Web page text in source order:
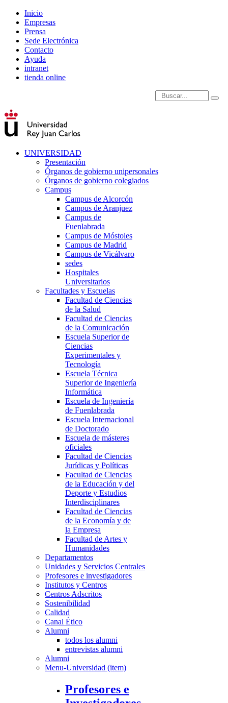
Inicio
Empresas
Prensa
Sede Electrónica
Contacto
Ayuda
intranet
tienda online
Introduce términos de
UNIVERSIDAD
Presentación
Órganos de gobierno unipersonales
Órganos de gobierno colegiados
Campus
Campus de Alcorcón
Campus de Aranjuez
Campus de
Fuenlabrada
Campus de Móstoles
Campus de Madrid
Campus de Vicálvaro
sedes
Hospitales
Universitarios
Facultades y Escuelas
Facultad de Ciencias
de la Salud
Facultad de Ciencias
de la Comunicación
Escuela Superior de
Ciencias
Experimentales y
Tecnología
Escuela Técnica
Superior de Ingeniería
Informática
Escuela de Ingeniería
de Fuenlabrada
Escuela Internacional
de Doctorado
Escuela de másteres
oficiales
Facultad de Ciencias
Jurídicas y Políticas
Facultad de Ciencias
de la Educación y del
Deporte y Estudios
Interdisciplinares
Facultad de Ciencias
de la Economía y de
la Empresa
Facultad de Artes y
Humanidades
Departamentos
Unidades y Servicios Centrales
Profesores e investigadores
Institutos y Centros
Centros Adscritos
Sostenibilidad
Calidad
Canal Ético
Alumni
todos los alumni
entrevistas alumni
Alumni
Menu-Universidad (item)
Profesores e